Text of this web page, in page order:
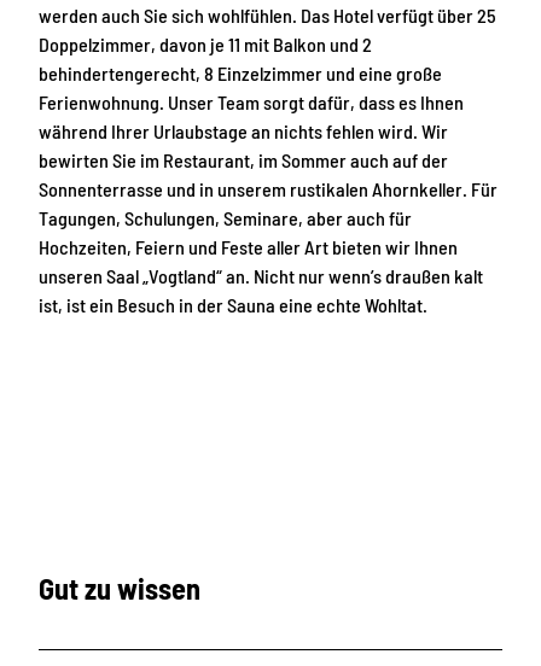
werden auch Sie sich wohlfühlen. Das Hotel verfügt über 25
Doppelzimmer, davon je 11 mit Balkon und 2
behindertengerecht, 8 Einzelzimmer und eine große
Ferienwohnung. Unser Team sorgt dafür, dass es Ihnen
während Ihrer Urlaubstage an nichts fehlen wird. Wir
bewirten Sie im Restaurant, im Sommer auch auf der
Sonnenterrasse und in unserem rustikalen Ahornkeller. Für
Tagungen, Schulungen, Seminare, aber auch für
Hochzeiten, Feiern und Feste aller Art bieten wir Ihnen
unseren Saal „Vogtland“ an. Nicht nur wenn’s draußen kalt
ist, ist ein Besuch in der Sauna eine echte Wohltat.
Gut zu wissen